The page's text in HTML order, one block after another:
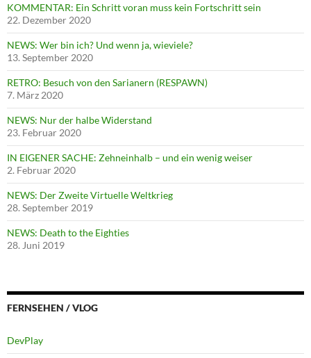
KOMMENTAR: Ein Schritt voran muss kein Fortschritt sein
22. Dezember 2020
NEWS: Wer bin ich? Und wenn ja, wieviele?
13. September 2020
RETRO: Besuch von den Sarianern (RESPAWN)
7. März 2020
NEWS: Nur der halbe Widerstand
23. Februar 2020
IN EIGENER SACHE: Zehneinhalb – und ein wenig weiser
2. Februar 2020
NEWS: Der Zweite Virtuelle Weltkrieg
28. September 2019
NEWS: Death to the Eighties
28. Juni 2019
FERNSEHEN / VLOG
DevPlay